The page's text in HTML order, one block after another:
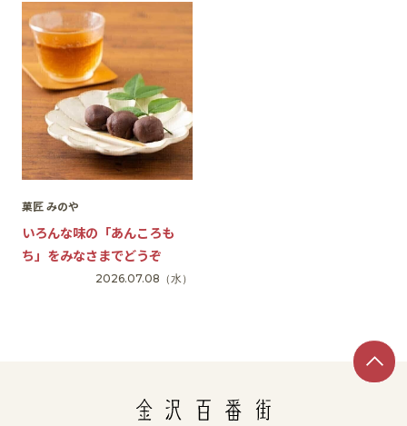
館内サービス
施設からのお知らせ
スタッフ募集
百番街くらぶ
菓匠 みのや
いろんな味の「あんころも
ち」をみなさまでどうぞ
2026.07.08 （水）